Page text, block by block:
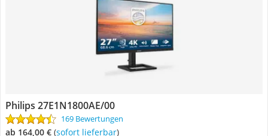
Philips 27E1N1800AE/00
169 Bewertungen
ab 164,00 € ( Sofort lieferbar)